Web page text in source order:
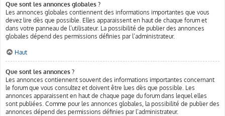
Que sont les annonces globales ?
Les annonces globales contiennent des informations importantes que vous
devez lire dès que possible. Elles apparaissent en haut de chaque forum et
dans votre panneau de l’utilisateur. La possibilité de publier des annonces
globales dépend des permissions définies par l’administrateur.
Haut
Que sont les annonces ?
Les annonces contiennent souvent des informations importantes concernant
le forum que vous consultez et doivent être lues dès que possible. Les
annonces apparaissent en haut de chaque page du forum dans lequel elles
sont publiées. Comme pour les annonces globales, la possibilité de publier des
annonces dépend des permissions définies par l’administrateur.